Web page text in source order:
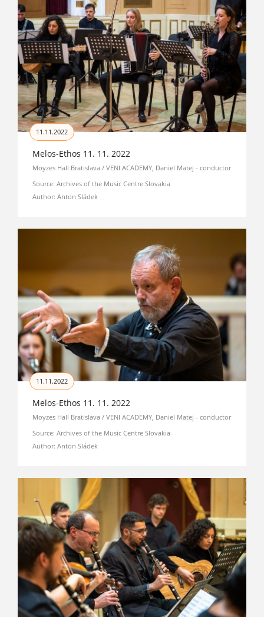
11.11.2022
Melos-Ethos 11. 11. 2022
Moyzes Hall Bratislava / VENI ACADEMY, Daniel Matej - conductor
Source: Archives of the Music Centre Slovakia
Author: Anton Sládek
11.11.2022
Melos-Ethos 11. 11. 2022
Moyzes Hall Bratislava / VENI ACADEMY, Daniel Matej - conductor
Source: Archives of the Music Centre Slovakia
Author: Anton Sládek